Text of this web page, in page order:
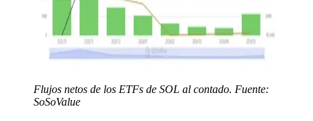
Flujos netos de los ETFs de SOL al contado. Fuente:
SoSoValue